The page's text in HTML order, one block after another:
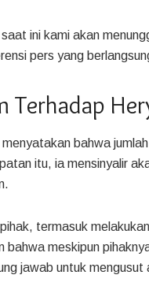
ini kami akan
pers yang
Terhadap
bahwa
itu, ia mensinyalir
termasuk
meskipun
jawab untuk